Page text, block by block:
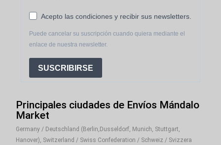
Acepto las condiciones y recibir sus newsletters.
Puede cancelar su suscripción cuando quiera mediante el
enlace de nuestra newsletter.
SUSCRIBIRSE
Principales ciudades de Envíos Mándalo
Market
Germany / Deutschland (Berlin,Dusseldorf, Munich, Stuttgart,
Hanover), Switzerland / Swiss Confederation / Schweiz / Svizzera